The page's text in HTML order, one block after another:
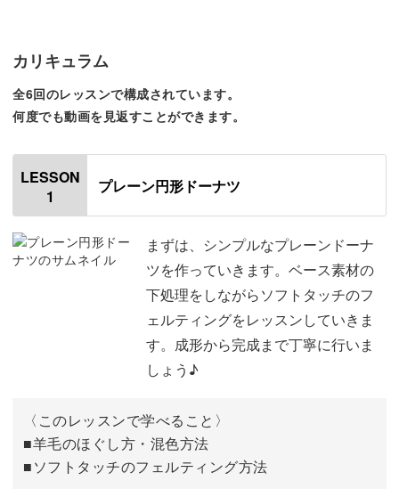
ボックスに詰めたら素敵なプレゼントのできあがり
ボックスに詰めるひと手間加えるだけで、とびきり素敵な
プレゼントに大変身♪
きっと、目を輝かせてお子様に喜んでもらえますよ♪
フワフワ軽いから落としても安心
羊毛でできたおもちゃは、フワッと軽いので落としても安
カリキュラム
全6回のレッスンで構成されています。
何度でも動画を見返すことができます。
LESSON
1
プレーン円形ドーナツ
まずは、シンプルなプレーンドーナ
ツを作っていきます。ベース素材の
下処理をしながらソフトタッチのフ
ェルティングをレッスンしていきま
す。成形から完成まで丁寧に行いま
しょう♪
〈このレッスンで学べること〉
■羊毛のほぐし方・混色方法
■ソフトタッチのフェルティング方法